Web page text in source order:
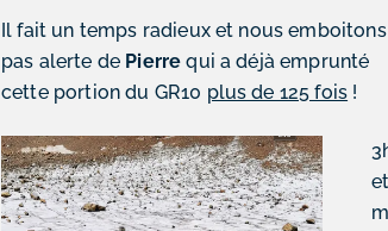
Il fait un temps radieux et nous
pas alerte de Pierre qui a déjà emprunté
cette portion du GR10 plus de 125 fois !